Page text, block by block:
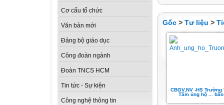
Cơ cấu tổ chức
Văn bản mới
Đảng bộ giáo dục
Công đoàn ngành
Đoàn TNCS HCM
Tin tức - Sự kiện
Công nghệ thông tin
Gốc > Tư liệu >
CBGV,NV -HS Trường
Tâm ủng hộ ...